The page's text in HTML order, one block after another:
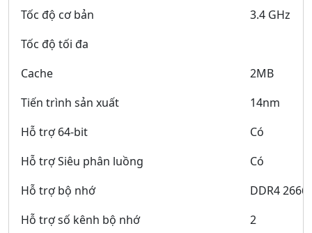
Tốc độ cơ bản
3.4 GHz
Tốc độ tối đa
Cache
2MB
Tiến trình sản xuất
14nm
Hỗ trợ 64-bit
Có
Hỗ trợ Siêu phân luồng
Có
Hỗ trợ bộ nhớ
DDR4 2666
Hỗ trợ số kênh bộ nhớ
2